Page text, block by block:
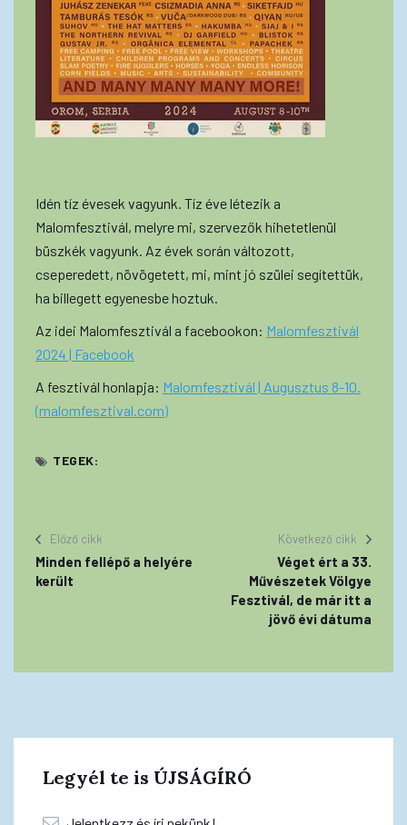
Idén tíz évesek vagyunk. Tíz éve létezik a
Malomfesztivál, melyre mi, szervezők hihetetlenül
büszkék vagyunk. Az évek során változott,
cseperedett, növögetett, mi, mint jó szülei segítettük,
ha billegett egyenesbe hoztuk.
Az idei Malomfesztivál a facebookon: Malomfesztivál
2024 | Facebook
A fesztivál honlapja: Malomfesztivál | Augusztus 8-10.
(malomfesztival.com)
TEGEK:
Előző cikk
Minden fellépő a helyére
került
Következő cikk
Véget ért a 33.
Művészetek Völgye
Fesztivál, de már itt a
jövő évi dátuma
Legyél te is ÚJSÁGÍRÓ